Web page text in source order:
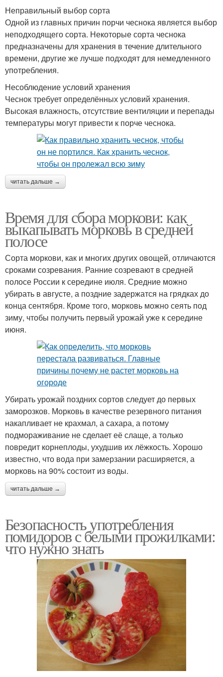
Неправильный выбор сорта
Одной из главных причин порчи чеснока является выбор
неподходящего сорта. Некоторые сорта чеснока
предназначены для хранения в течение длительного
времени, другие же лучше подходят для немедленного
употребления.
Несоблюдение условий хранения
Чеснок требует определённых условий хранения.
Высокая влажность, отсутствие вентиляции и перепады
температуры могут привести к порче чеснока.
читать дальше →
Время для сбора моркови: как
выкапывать морковь в средней
полосе
Сорта моркови, как и многих других овощей, отличаются
сроками созревания. Ранние созревают в средней
полосе России к середине июля. Средние можно
убирать в августе, а поздние задержатся на грядках до
конца сентября. Кроме того, морковь можно сеять под
зиму, чтобы получить первый урожай уже к середине
июня.
Убирать урожай поздних сортов следует до первых
заморозков. Морковь в качестве резервного питания
накапливает не крахмал, а сахара, а потому
подмораживание не сделает её слаще, а только
повредит корнеплоды, ухудшив их лёжкость. Хорошо
известно, что вода при замерзании расширяется, а
морковь на 90% состоит из воды.
читать дальше →
Безопасность употребления
помидоров с белыми прожилками:
что нужно знать